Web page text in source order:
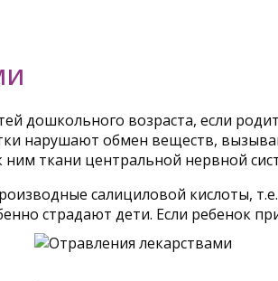
дошкольного возраста, если
нарушают обмен веществ,
ним ткани центральной нервной
салициловой кислоты,
страдают дети. Если ребенок